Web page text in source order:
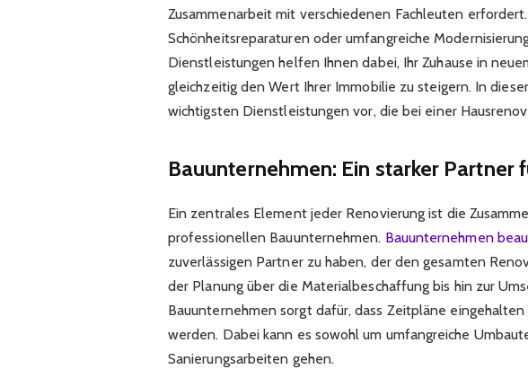
Zusammenarbeit mit verschiedenen Fachleuten
Schönheitsreparaturen oder umfangreiche
Dienstleistungen helfen Ihnen dabei, Ihr Zuhause in
gleichzeitig den Wert Ihrer Immobilie zu steigern. In
wichtigsten Dienstleistungen vor, die bei einer
Bauunternehmen: Ein starker Partner
Ein zentrales Element jeder Renovierung ist die
professionellen Bauunternehmen. Bauunternehmen
zuverlässigen Partner zu haben, der den gesamten
der Planung über die Materialbeschaffung bis hin zur
Bauunternehmen sorgt dafür, dass Zeitpläne
werden. Dabei kann es sowohl um umfangreiche
Sanierungsarbeiten gehen.